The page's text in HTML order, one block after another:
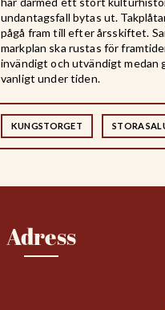
undantagsfall bytas ut.
pågå fram till efter årsskiftet.
markplan ska rustas för
invändigt och utvändigt medan
vanligt under tiden.
KUNGSTORGET STORA
Adress